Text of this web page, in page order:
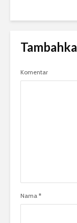
Komentar
Nama *